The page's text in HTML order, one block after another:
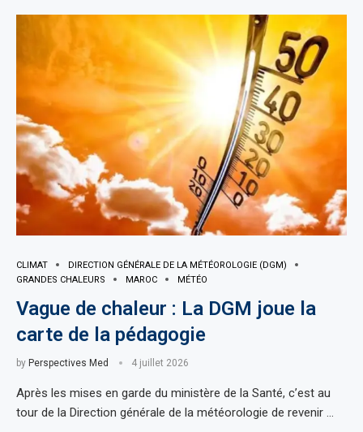
CLIMAT
DIRECTION GÉNÉRALE DE LA MÉTÉOROLOGIE (DGM)
GRANDES CHALEURS
MAROC MÉTÉO
Vague de chaleur : La DGM joue la
carte de la pédagogie
by Perspectives Med 4 juillet 2026
Après les mises en garde du ministère de la Santé, c’est au
tour de la Direction générale de la météorologie de revenir …